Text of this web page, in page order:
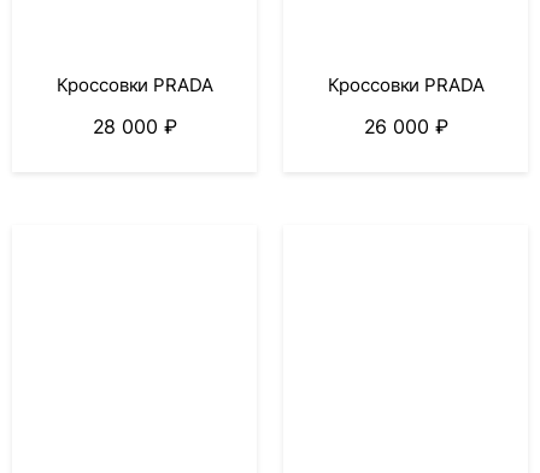
Кроссовки PRADA
28 000 ₽
Кроссовки PRADA
26 000 ₽